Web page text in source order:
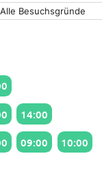
14:00
09:00 10:00